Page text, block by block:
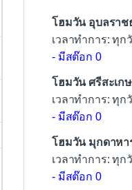
โฮมวัน อุบลราช
เวลาทำการ: ทุก
- มีสต๊อก 0
โฮมวัน ศรีสะเกษ
เวลาทำการ: ทุก
- มีสต๊อก 0
โฮมวัน มุกดาหา
เวลาทำการ: ทุก
- มีสต๊อก 0